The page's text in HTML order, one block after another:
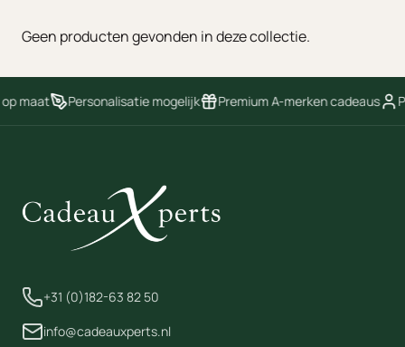
Geen producten gevonden in deze collectie.
maat Personalisatie mogelijk Premium A-merken cadeaus
+31 (0)182-63 82 50
info@cadeauxperts.nl